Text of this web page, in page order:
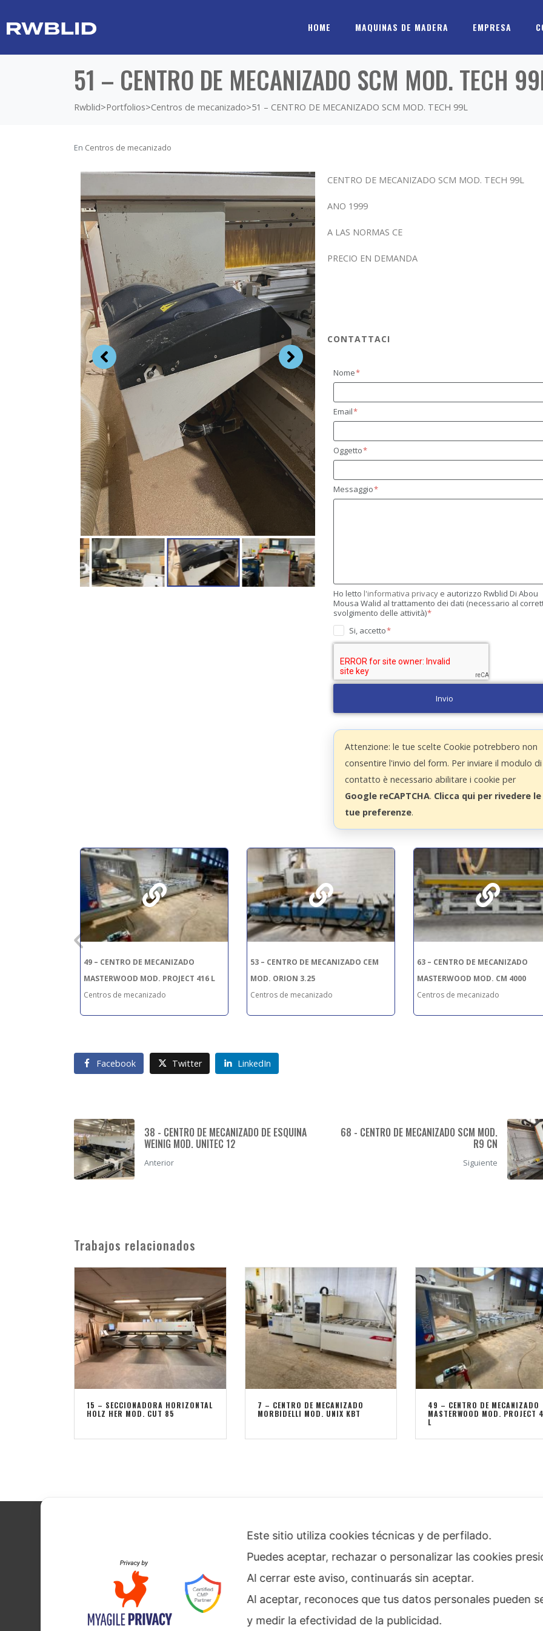
HOME MAQUINAS DE MADERA EMPRESA
51 – CENTRO DE MECANIZADO SCM MOD. TECH
Rwblid>Portfolios>Centros de mecanizado>51 – CENTRO DE MECANIZADO SCM MOD. TECH 99L
En Centros de mecanizado
CENTRO DE MECANIZADO SCM MOD. TECH 99L
ANO 1999
A LAS NORMAS CE
PRECIO EN DEMANDA
CONTATTACI
Nome
Email
Oggetto
Messaggio
Ho letto l'informativa privacye autorizzo Rwblid Di Abou
Mousa Walid al trattamento dei dati (necessario al
svolgimento delle attività)
Si, accetto
Invio
Attenzione: le tue scelte Cookie potrebbero non
consentire l'invio del form. Per inviare il modulo di
contatto è necessario abilitare i cookie per
Google reCAPTCHA. Clicca qui per rivedere le
tue preferenze.
49 – CENTRO DE MECANIZADO
MASTERWOOD MOD. PROJECT 416 L
Centros de mecanizado
53 – CENTRO DE MECANIZADO CEM
MOD. ORION 3.25
Centros de mecanizado
63 – CENTRO DE MECANIZADO
MASTERWOOD MOD. CM 4000
Centros de mecanizado
Facebook Twitter LinkedIn
38 - CENTRO DE MECANIZADO DE ESQUINA
WEINIG MOD. UNITEC 12
Anterior
68 - CENTRO DE MECANIZADO SCM MOD.
R9 CN
Siguiente
Trabajos relacionados
15 – SECCIONADORA HORIZONTAL
HOLZ HER MOD. CUT 85
7 – CENTRO DE MECANIZADO
MORBIDELLI MOD. UNIX KBT
49 – CENTRO DE MECANIZADO
MASTERWOOD MOD. PROJECT
L
Dati societari
Cookies
Informativa Privacy
Este sitio utiliza cookies técnicas y de perfilado.
Puedes aceptar, rechazar o personalizar las cookies
Al cerrar este aviso, continuarás sin aceptar.
Al aceptar, reconoces que tus datos personales pueden
y medir la efectividad de la publicidad.